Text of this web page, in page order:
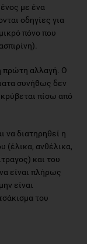
με ένα
οδηγίες για
πόνο που
πρώτη αλλαγή. Ο
συνήθως δεν
πίσω από
να διατηρηθεί η
(έλικα, ανθέλικα,
και του
είναι πλήρως
είναι
του